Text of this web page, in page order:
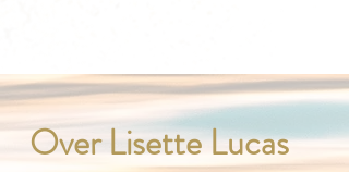
Over Lisette Lucas